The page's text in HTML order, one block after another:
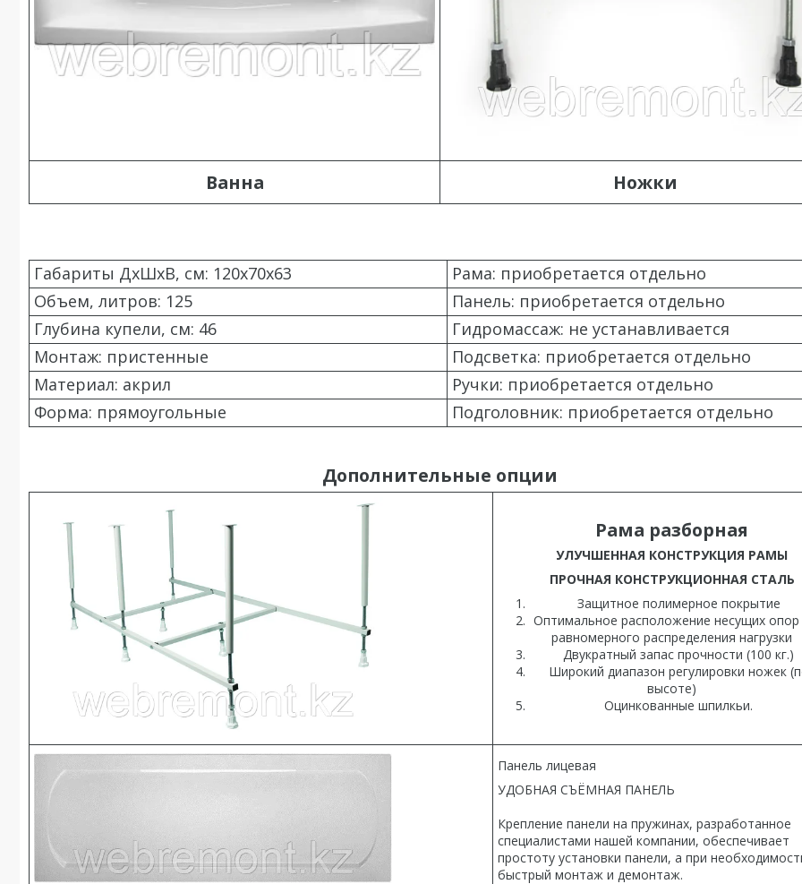
Ванна Ножки
Габариты ДхШхВ, см: 120x70x63
Рама: приобретается отдельно
Объем, литров: 125
Панель: приобретается отдельно
Глубина купели, см: 46
Гидромассаж: не устанавливается
Монтаж: пристенные
Подсветка: приобретается отдельно
Материал: акрил
Ручки: приобретается отдельно
Форма: прямоугольные
Подголовник: приобретается отдельно
Дополнительные опции
Рама разборная
УЛУЧШЕННАЯ КОНСТРУКЦИЯ РАМЫ
ПРОЧНАЯ КОНСТРУКЦИОННАЯ СТАЛЬ
Защитное полимерное покрытие
Оптимальное расположение несущих опор
равномерного распределения нагрузки
Двукратный запас прочности (100 кг.)
Широкий диапазон регулировки ножек
высоте)
Оцинкованные шпилкьи.
Панель лицевая
УДОБНАЯ СЪЁМНАЯ ПАНЕЛЬ
Крепление панели на пружинах, разработанное
специалистами нашей компании, обеспечивает
простоту установки панели, а при
быстрый монтаж и демонтаж.